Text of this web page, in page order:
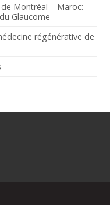
Montréal – Maroc:
Glaucome
régénérative de